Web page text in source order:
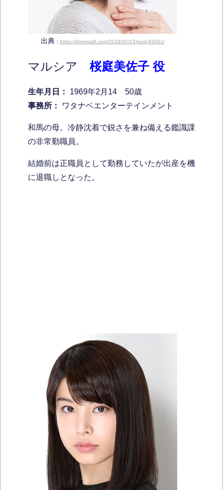
出典： https://dorama9.com/2019/05/15/post-83061/
マルシア 桜庭美佐子 役
生年月日：
1969年2月14 50歳
事務所：
ワタナベエンターテインメント
和馬の母。冷静沈着で鋭さを兼ね備える鑑識課
の非常勤職員。
結婚前は正職員として勤務していたが出産を機
に退職しとなった。